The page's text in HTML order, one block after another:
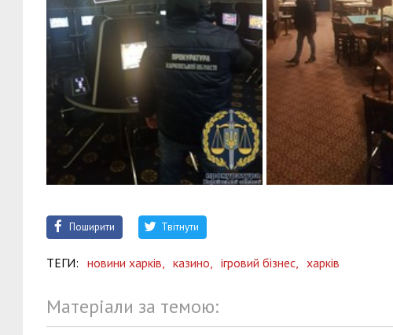
Поширити Твітнути
ТЕГИ: новини харків, казино, ігровий бізнес, харків
Матеріали за темою: